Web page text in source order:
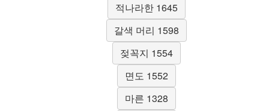
적나라한 1645
갈색 머리 1598
젖꼭지 1554
면도 1552
마른 1328